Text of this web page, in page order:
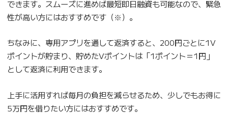
できます。スムーズに進めば最短即日融資も可能なので、緊急
性が高い方にはおすすめです（※）。
ちなみに、専用アプリを通して返済すると、200円ごとに1V
ポイントが貯まり、貯めたVポイントは「1ポイント＝1円」
として返済に利用できます。
上手に活用すれば毎月の負担を減らせるため、少しでもお得に
5万円を借りたい方にはおすすめです。